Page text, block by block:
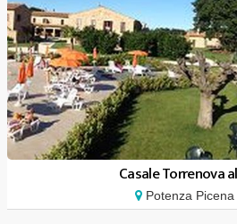
Casale Torrenova
Potenza Picena